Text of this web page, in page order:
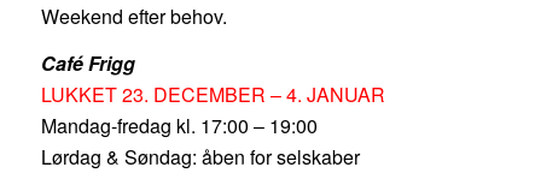
Weekend efter behov.
Café Frigg
LUKKET 23. DECEMBER – 4. JANUAR
Mandag-fredag kl. 17:00 – 19:00
Lørdag & Søndag: åben for selskaber